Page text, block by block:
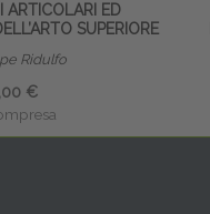
ARTICOLARI ED
SUPERIORE
Ridulfo
€